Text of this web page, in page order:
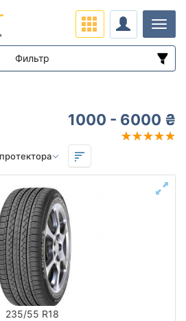
1000 - 6000 ₴
235/55 R18
Фильтр
мм.
до